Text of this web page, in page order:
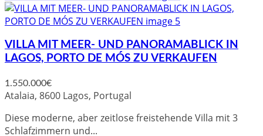
VILLA MIT MEER- UND PANORAMABLICK IN
LAGOS, PORTO DE MÓS ZU VERKAUFEN
1.550.000€
Atalaia, 8600 Lagos, Portugal
Diese moderne, aber zeitlose freistehende Villa mit 3
Schlafzimmern und...